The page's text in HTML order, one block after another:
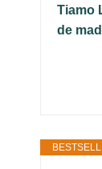
Tiamo
de